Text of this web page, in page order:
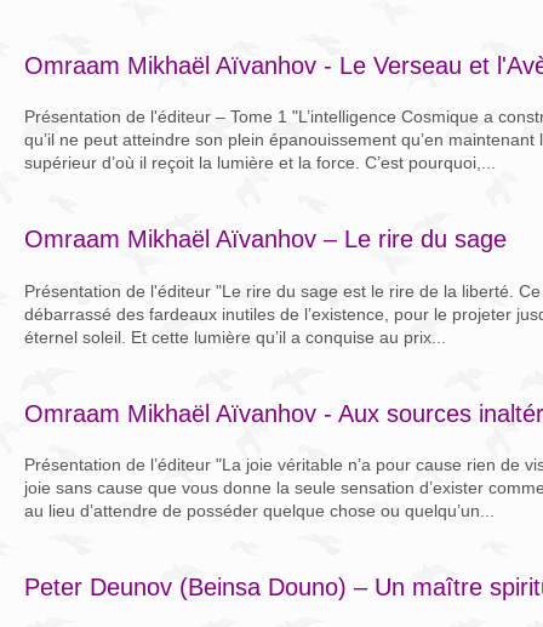
Omraam Mikhaël Aïvanhov - Le Verseau et
Présentation de l'éditeur – Tome 1 "L’intelligence Cosmique a
qu’il ne peut atteindre son plein épanouissement qu’en
supérieur d’où il reçoit la lumière et la force. C’est pourquoi,...
Omraam Mikhaël Aïvanhov – Le rire du sage
Présentation de l'éditeur "Le rire du sage est le rire de la liberté.
débarrassé des fardeaux inutiles de l’existence, pour le projeter
éternel soleil. Et cette lumière qu’il a conquise au prix...
Omraam Mikhaël Aïvanhov - Aux sources
Présentation de l’éditeur "La joie véritable n’a pour cause rien de
joie sans cause que vous donne la seule sensation d’exister
au lieu d’attendre de posséder quelque chose ou quelqu’un...
Peter Deunov (Beinsa Douno) – Un maître